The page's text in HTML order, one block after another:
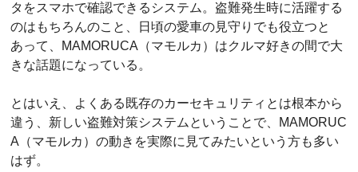
タをスマホで確認できるシステム。盗難発生時に活躍する
のはもちろんのこと、日頃の愛車の見守りでも役立つと
あって、MAMORUCA（マモルカ）はクルマ好きの間で大
きな話題になっている。
とはいえ、よくある既存のカーセキュリティとは根本から
違う、新しい盗難対策システムということで、MAMORUC
A（マモルカ）の動きを実際に見てみたいという方も多い
はず。